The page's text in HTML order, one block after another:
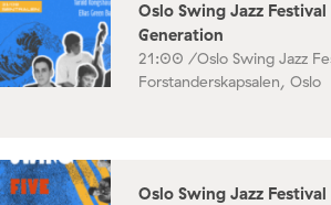
Oslo Swing Jazz
Generation
21:00 /Oslo Swing Jazz
Forstanderskapsalen, Oslo
Oslo Swing Jazz